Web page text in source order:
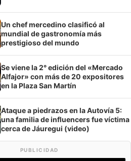
Un chef mercedino clasificó al
mundial de gastronomía más
prestigioso del mundo
Se viene la 2° edición del «Mercado
Alfajor» con más de 20 expositores
en la Plaza San Martín
Ataque a piedrazos en la Autovía 5:
una familia de influencers fue víctima
cerca de Jáuregui (video)
PUBLICIDAD